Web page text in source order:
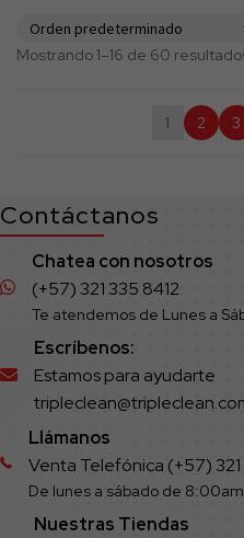
Mostrando 1–16 de 60
1 2 3
Contáctanos
Chatea con nosotros
(+57) 321 335 8412
Te atendemos de Lunes a
Escríbenos:
Estamos para ayudarte
Llámanos
Venta Telefónica (+57)
De lunes a sábado de
Nuestras Tiendas